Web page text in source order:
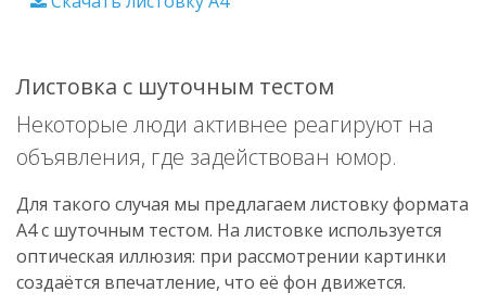
Листовка с шуточным тестом
Некоторые люди активнее реагируют на
объявления, где задействован юмор.
Для такого случая мы предлагаем листовку формата
А4 с шуточным тестом. На листовке используется
оптическая иллюзия: при рассмотрении картинки
создаётся впечатление, что её фон движется.